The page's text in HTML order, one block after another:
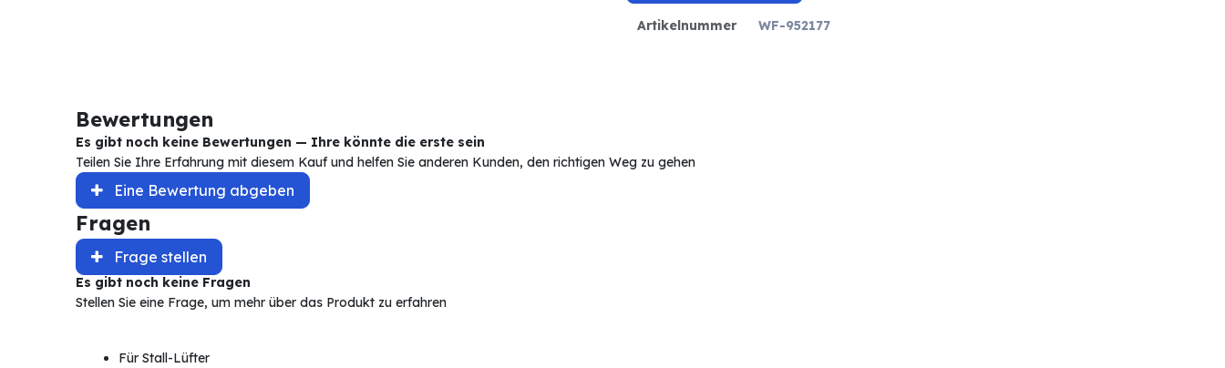
Artikelnummer WF-952177
Bewertungen
Es gibt noch keine Bewertungen — Ihre könnte die erste sein
Teilen Sie Ihre Erfahrung mit diesem Kauf und helfen Sie anderen Kunden, den richtigen Weg zu gehen
Eine Bewertung abgeben
Fragen
Frage stellen
Es gibt noch keine Fragen
Stellen Sie eine Frage, um mehr über das Produkt zu erfahren
Für Stall-Lüfter